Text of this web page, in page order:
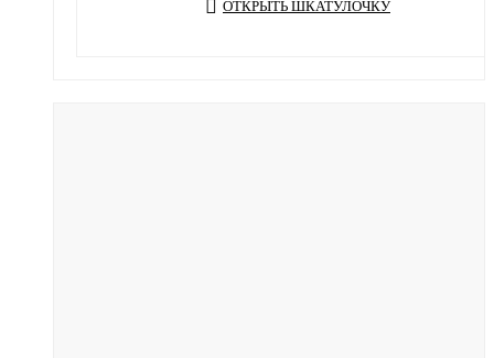
ОТКРЫТЬ ШКАТУЛОЧКУ